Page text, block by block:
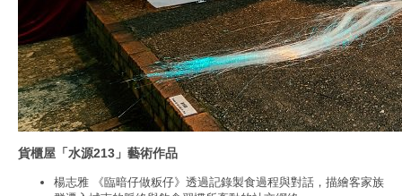
貨櫃屋「水源213」藝術作品
楊志雅 《臨暗仔做粄仔》透過記錄製食過程與對話，描繪客家族